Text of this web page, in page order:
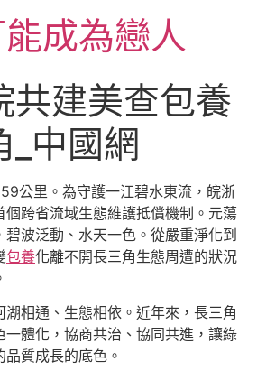
成為戀人
共建美查包養
_中國網
公里。為守護一江碧水東流，皖浙
個跨省流域生態維護抵償機制。元蕩
波泛動、水天一色。從嚴重淨化到
包養化離不開長三角生態周遭的狀況
相通、生態相依。近年來，長三角
一體化，協商共治、協同共進，讓綠
質成長的底色。